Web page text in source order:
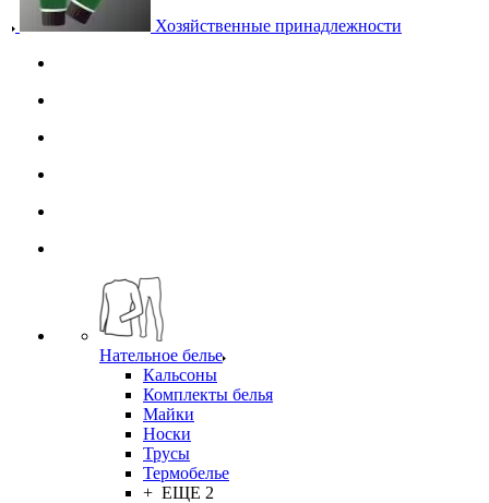
Хозяйственные принадлежности
Нательное белье
Кальсоны
Комплекты белья
Майки
Носки
Трусы
Термобелье
+ ЕЩЕ 2